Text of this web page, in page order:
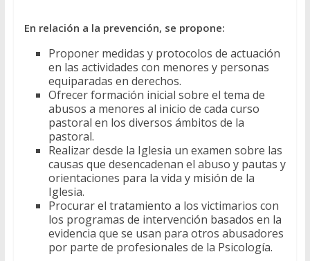
En relación a la prevención, se propone:
Proponer medidas y protocolos de actuación
en las actividades con menores y personas
equiparadas en derechos.
Ofrecer formación inicial sobre el tema de
abusos a menores al inicio de cada curso
pastoral en los diversos ámbitos de la
pastoral.
Realizar desde la Iglesia un examen sobre las
causas que desencadenan el abuso y pautas y
orientaciones para la vida y misión de la
Iglesia.
Procurar el tratamiento a los victimarios con
los programas de intervención basados en la
evidencia que se usan para otros abusadores
por parte de profesionales de la Psicología.